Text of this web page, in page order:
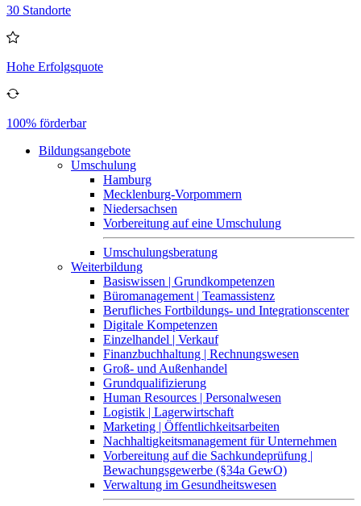
30 Standorte
Hohe Erfolgsquote
100% förderbar
Bildungsangebote
Umschulung
Hamburg
Mecklenburg-Vorpommern
Niedersachsen
Vorbereitung auf eine Umschulung
Umschulungsberatung
Weiterbildung
Basiswissen | Grundkompetenzen
Büromanagement | Teamassistenz
Berufliches Fortbildungs- und Integrationscenter
Digitale Kompetenzen
Einzelhandel | Verkauf
Finanzbuchhaltung | Rechnungswesen
Groß- und Außenhandel
Grundqualifizierung
Human Resources | Personalwesen
Logistik | Lagerwirtschaft
Marketing | Öffentlichkeitsarbeiten
Nachhaltigkeitsmanagement für Unternehmen
Vorbereitung auf die Sachkundeprüfung |
Bewachungsgewerbe (§34a GewO)
Verwaltung im Gesundheitswesen